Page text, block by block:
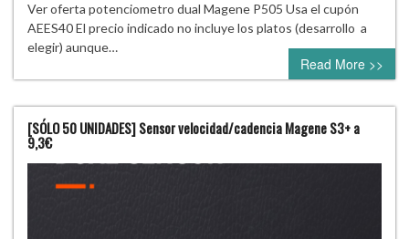
Ver oferta potenciometro dual Magene P505 Usa el cupón
AEES40 El precio indicado no incluye los platos (desarrollo a
elegir) aunque…
Read More >>
[SÓLO 50 UNIDADES] Sensor velocidad/cadencia Magene S3+ a
9,3€